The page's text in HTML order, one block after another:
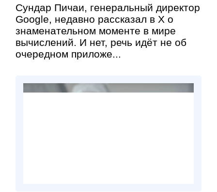
Сундар Пичаи, генеральный директор
Google, недавно рассказал в X о
знаменательном моменте в мире
вычислений. И нет, речь идёт не об
очередном приложе...